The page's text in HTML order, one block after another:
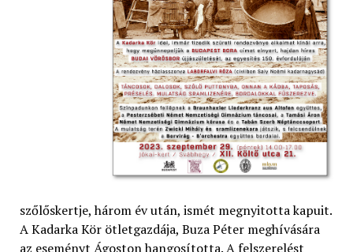
szőlőskertje, három év után, ismét megnyitotta kapuit.
A Kadarka Kör ötletgazdája, Buza Péter meghívására
az eseményt Ágoston hangosította. A felszerelést